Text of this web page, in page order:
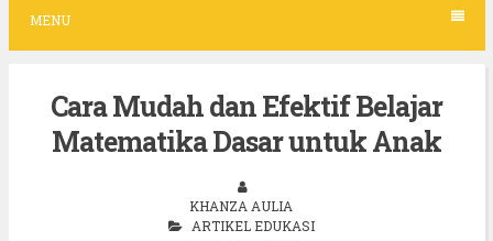
MENU
Cara Mudah dan Efektif Belajar
Matematika Dasar untuk Anak
KHANZA AULIA
ARTIKEL EDUKASI